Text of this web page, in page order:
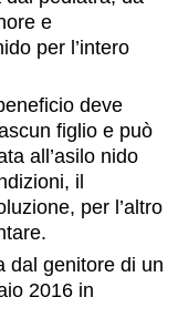
e
per l’intero
deve
figlio e può
all’asilo nido
il
per l’altro
dal genitore di un
2016 in